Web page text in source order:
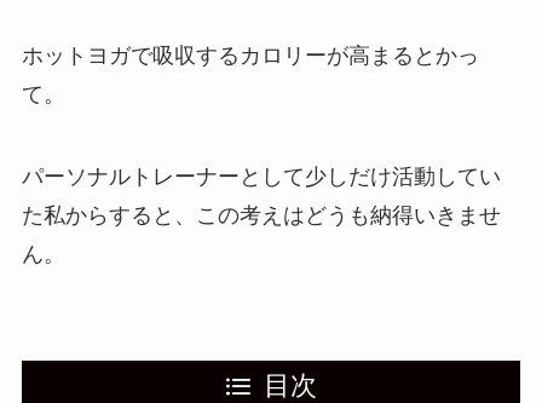
ホットヨガで吸収するカロリーが高まるとかっ
て。
パーソナルトレーナーとして少しだけ活動してい
た私からすると、この考えはどうも納得いきませ
ん。
目次